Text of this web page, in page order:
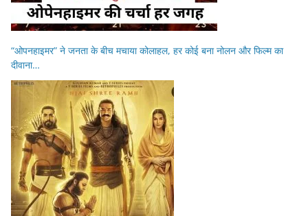
“ओपनहाइमर” ने जनता के बीच मचाया कोलाहल, हर कोई बना नोलन और फिल्म का
दीवाना…